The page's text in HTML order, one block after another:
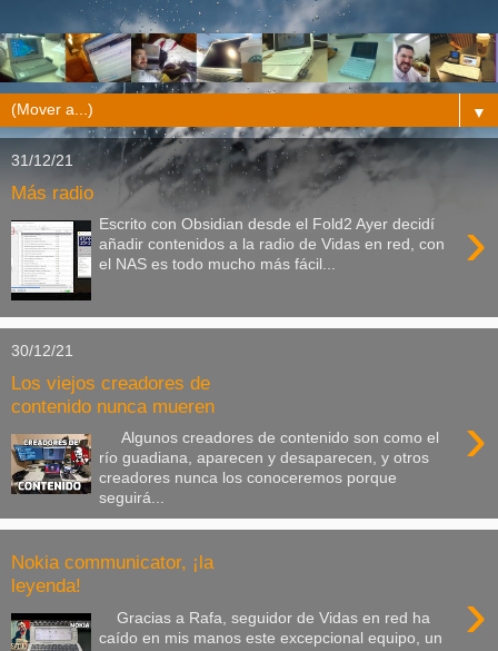
▼
31/12/21
Más radio
›
Escrito con Obsidian desde el Fold2 Ayer decidí
añadir contenidos a la radio de Vidas en red, con
el NAS es todo mucho más fácil...
30/12/21
Los viejos creadores de
contenido nunca mueren
›
Algunos creadores de contenido son como el
río guadiana, aparecen y desaparecen, y otros
creadores nunca los conoceremos porque
seguirá...
Nokia communicator, ¡la
leyenda!
›
Gracias a Rafa, seguidor de Vidas en red ha
caído en mis manos este excepcional equipo, un